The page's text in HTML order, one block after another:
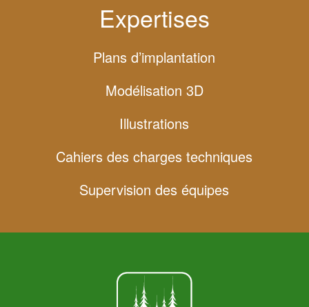
Expertises
Plans d’implantation
Modélisation 3D
Illustrations
Cahiers des charges techniques
Supervision des équipes